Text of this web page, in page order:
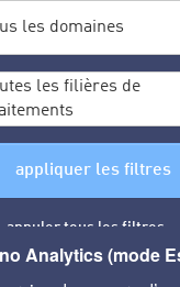
les domaines
les filières de
appliquer les filtres
annuler tous les filtres
Analytics (mode